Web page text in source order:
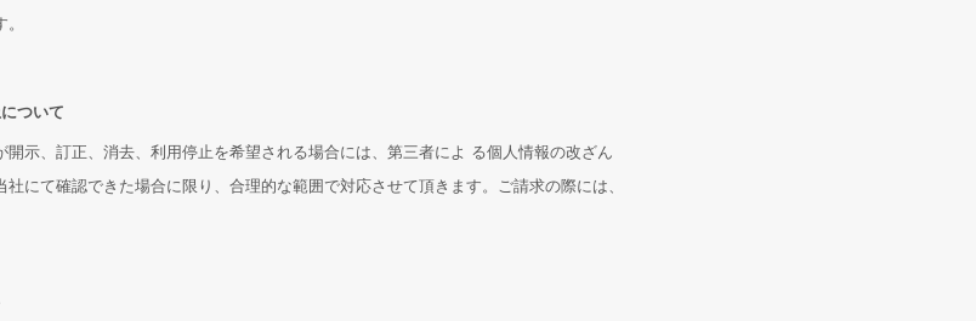
ついて
示、訂正、消去、利用停止を希望される場合には、第三者によ る個人情報の改ざん
にて確認できた場合に限り、合理的な範囲で対応させて頂きます。ご請求の際には、